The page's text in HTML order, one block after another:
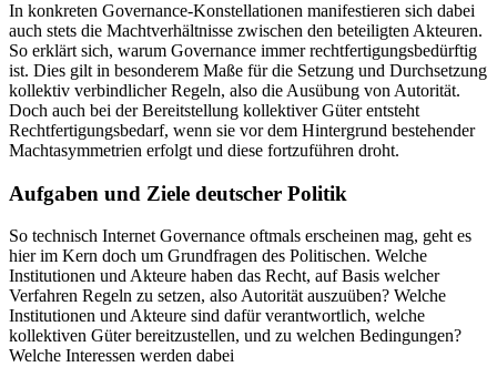
In konkreten Governance-Konstellationen manifestieren sich dabei
auch stets die Machtverhältnisse zwischen den beteiligten Akteuren.
So erklärt sich, warum Governance immer rechtfertigungsbedürftig
ist. Dies gilt in besonderem Maße für die Setzung und Durchsetzung
kollektiv verbindlicher Regeln, also die Ausübung von Autorität.
Doch auch bei der Bereitstellung kollektiver Güter entsteht
Rechtfertigungsbedarf, wenn sie vor dem Hintergrund bestehender
Machtasymmetrien erfolgt und diese fortzuführen droht.
Aufgaben und Ziele deutscher Politik
So technisch Internet Governance oftmals erscheinen mag, geht es
hier im Kern doch um Grundfragen des Politischen. Welche
Institutionen und Akteure haben das Recht, auf Basis welcher
Verfahren Regeln zu setzen, also Autorität auszuüben? Welche
Institu­tio­nen und Akteure sind dafür verantwortlich, welche
kollektiven Güter bereitzustellen, und zu welchen Bedingungen?
Welche Interessen werden dabei